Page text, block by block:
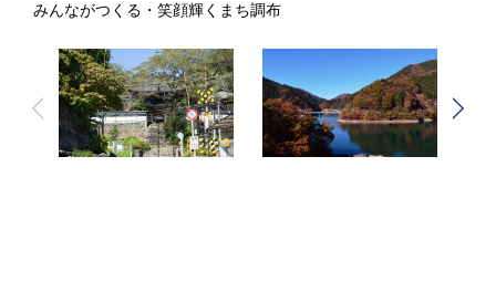
みんながつくる・笑顔輝くまち調布